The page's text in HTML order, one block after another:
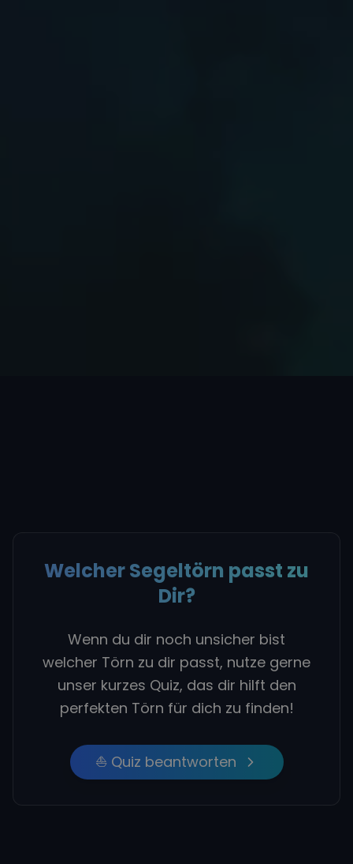
Welcher Segeltörn passt zu
Dir?
Wenn du dir noch unsicher bist
welcher Törn zu dir passt, nutze gerne
unser kurzes Quiz, das dir hilft den
perfekten Törn für dich zu finden!
⛵ Quiz beantworten